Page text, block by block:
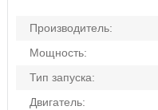
Производитель:
Мощность:
Тип запуска:
Двигатель: